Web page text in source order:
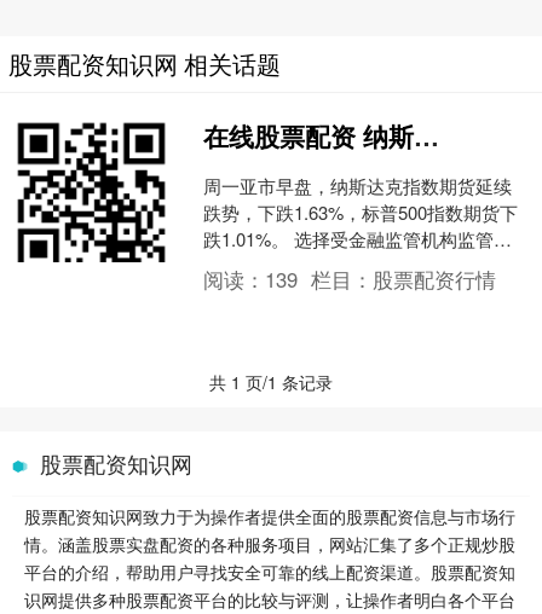
股票配资知识网 相关话题
在线股票配资 纳斯达克指数期货跌幅扩大至1.6%
周一亚市早盘，纳斯达克指数期货延续
跌势，下跌1.63%，标普500指数期货下
跌1.01%。 选择受金融监管机构监管的
平台，以确保其遵守行业标准和法规。
海量资讯....
阅读： 139 栏目： 股票配资行情
共 1 页/1 条记录
股票配资知识网
股票配资知识网致力于为操作者提供全面的股票配资信息与市场行
情。涵盖股票实盘配资的各种服务项目，网站汇集了多个正规炒股
平台的介绍，帮助用户寻找安全可靠的线上配资渠道。股票配资知
识网提供多种股票配资平台的比较与评测，让操作者明白各个平台